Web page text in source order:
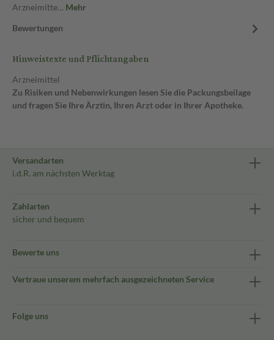
Arzneimitte… Mehr
Bewertungen
Hinweistexte und Pflichtangaben
Arzneimittel
Zu Risiken und Nebenwirkungen lesen Sie die Packungsbeilage
und fragen Sie Ihre Ärztin, Ihren Arzt oder in Ihrer Apotheke.
Versandarten
i.d.R. am nächsten Werktag
Zahlarten
sicher und bequem
Bewerte uns
Vertraue unserem mehrfach ausgezeichneten Service
Folge uns